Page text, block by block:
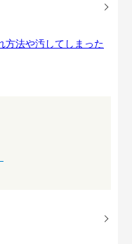
方法や汚してしまった